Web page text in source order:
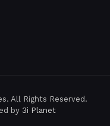
All Rights Reserved.
by 3i Planet